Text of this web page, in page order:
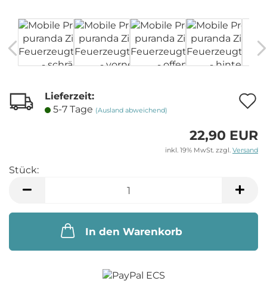
Lieferzeit:
5-7 Tage (Ausland abweichend)
22,90 EUR
inkl. 19% MwSt. zzgl. Versand
Stück:
In den Warenkorb